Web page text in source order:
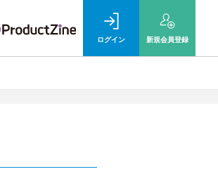
ログイン 新規会員登録